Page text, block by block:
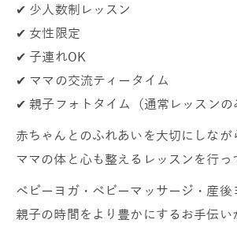
✔ 少人数制レッスン
✔ 女性限定
✔ 子連れOK
✔ ママの交流ティータイム
✔ 親子フォトタイム（通常レッスンの
赤ちゃんとのふれあいを大切にしなが
ママの体と心も整えるレッスンを行っ
ベビーヨガ・ベビーマッサージ・産後
親子の時間をより豊かにするお手伝い